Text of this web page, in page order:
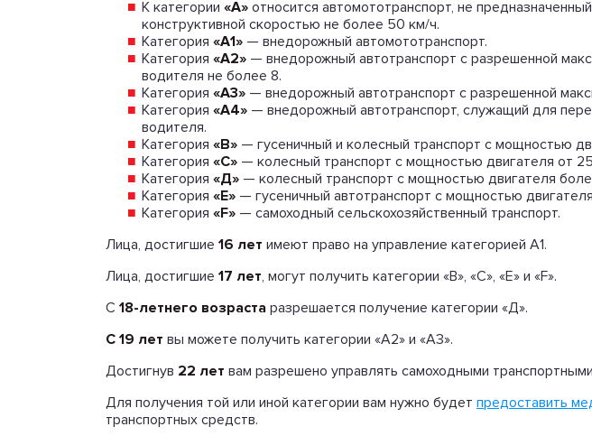
К категории «А» относится автомототранспорт, не
конструктивной скоростью не более 50 км/ч.
Категория «А1» — внедорожный автомототранспорт.
Категория «А2» — внедорожный автотранспорт с разрешенной
водителя не более 8.
Категория «А3» — внедорожный автотранспорт с разрешенной
Категория «А4» — внедорожный автотранспорт, служащий для
водителя.
Категория «В» — гусеничный и колесный транспорт с мощностью
Категория «С» — колесный транспорт с мощностью двигателя от
Категория «Д» — колесный транспорт с мощностью двигателя
Категория «Е» — гусеничный автотранспорт с мощностью
Категория «F» — самоходный сельскохозяйственный транспорт.
Лица, достигшие 16 лет имеют право на управление категорией А1.
Лица, достигшие 17 лет, могут получить категории «В», «С», «Е» и «F».
С 18-летнего возраста разрешается получение категории «Д».
С 19 лет вы можете получить категории «А2» и «А3».
Достигнув 22 лет вам разрешено управлять самоходными
Для получения той или иной категории вам нужно будет предоставить
транспортных средств.